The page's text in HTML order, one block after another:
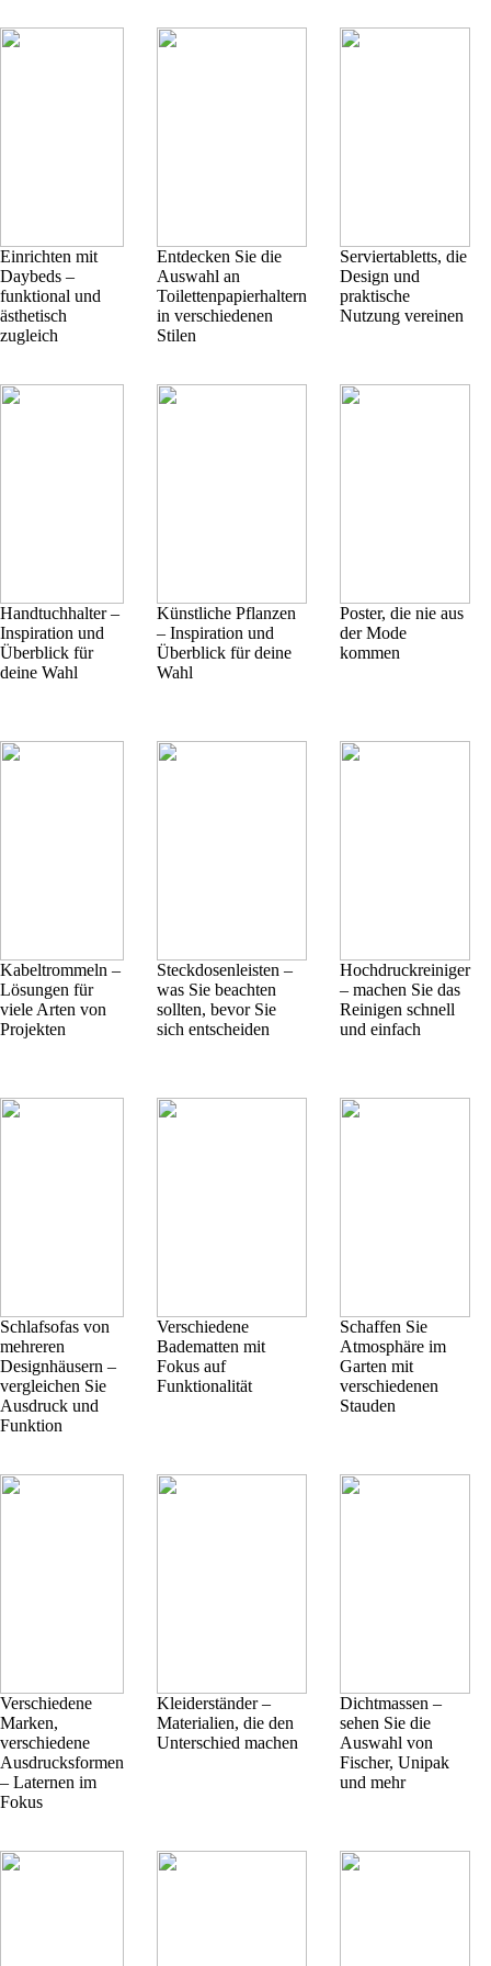
Einrichten mit
Daybeds –
funktional und
ästhetisch
zugleich
Entdecken Sie die
Auswahl an
Toilettenpapierhaltern
in verschiedenen
Stilen
Serviertabletts, die
Design und
praktische
Nutzung vereinen
Handtuchhalter –
Inspiration und
Überblick für
deine Wahl
Künstliche Pflanzen
– Inspiration und
Überblick für deine
Wahl
Poster, die nie aus
der Mode
kommen
Kabeltrommeln –
Lösungen für
viele Arten von
Projekten
Steckdosenleisten –
was Sie beachten
sollten, bevor Sie
sich entscheiden
Hochdruckreiniger
– machen Sie das
Reinigen schnell
und einfach
Schlafsofas von
mehreren
Designhäusern –
vergleichen Sie
Ausdruck und
Funktion
Verschiedene
Badematten mit
Fokus auf
Funktionalität
Schaffen Sie
Atmosphäre im
Garten mit
verschiedenen
Stauden
Verschiedene
Marken,
verschiedene
Ausdrucksformen
– Laternen im
Fokus
Kleiderständer –
Materialien, die den
Unterschied machen
Dichtmassen –
sehen Sie die
Auswahl von
Fischer, Unipak
und mehr